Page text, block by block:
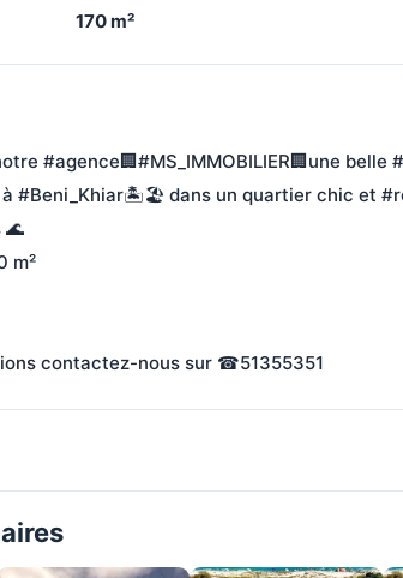
170m²
#agence🏢#MS_IMMOBILIER🏢une belle
à #Beni_Khiar🏝🏖 dans un quartier chic et
m²
contactez-nous sur ☎51355351